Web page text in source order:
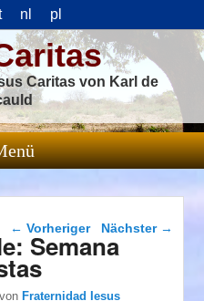
nl pl
Caritas von Karl de
Beitragsnavigation
← Vorheriger Nächster →
Semana
vonFraternidad Iesus